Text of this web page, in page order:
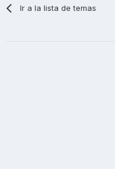
Ir a la lista de temas